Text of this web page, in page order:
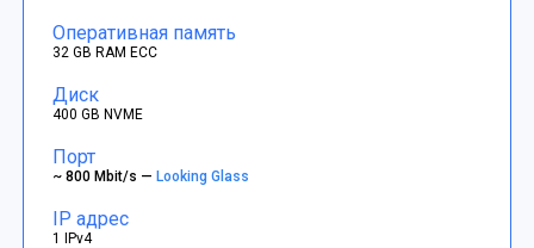
Оперативная память
32 GB RAM ECC
Диск
400 GB NVME
Порт
~ 800 Mbit/s —Looking Glass
IP адрес
1 IPv4